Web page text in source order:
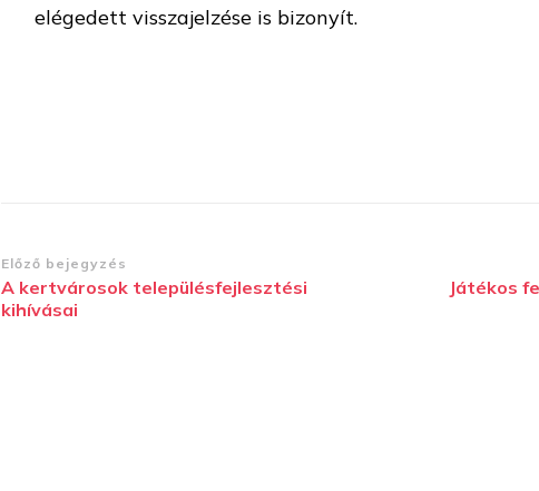
elégedett visszajelzése is bizonyít.
Bejegyzések
navigációja
Előző bejegyzés
A kertvárosok településfejlesztési
kihívásai
Játékos